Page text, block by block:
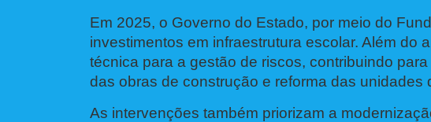
Em 2025, o Governo do Estado, por meio do
investimentos em infraestrutura escolar. Além do
técnica para a gestão de riscos, contribuindo
das obras de construção e reforma das unidades
As intervenções também priorizam a